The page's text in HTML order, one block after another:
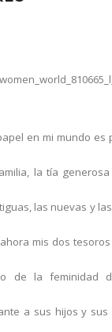
en mi mundo es
la tía
las nuevas y
mis dos
de la feminidad
a sus hijos y sus